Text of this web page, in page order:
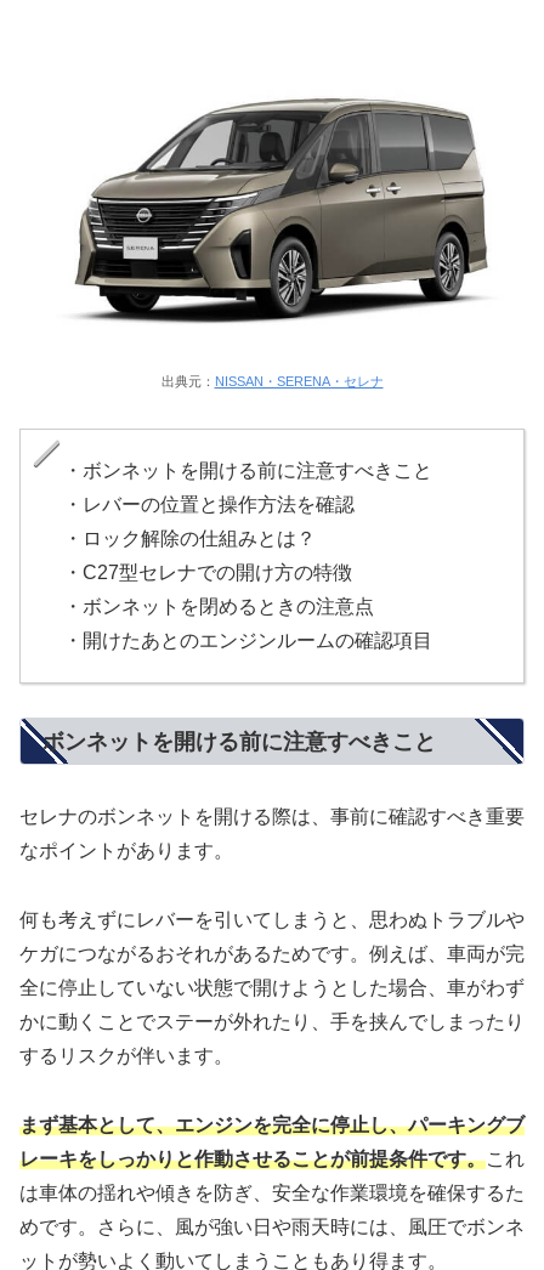
出典元： NISSAN・SERENA・セレナ
・ボンネットを開ける前に注意すべきこと
・レバーの位置と操作方法を確認
・ロック解除の仕組みとは？
・C27型セレナでの開け方の特徴
・ボンネットを閉めるときの注意点
・開けたあとのエンジンルームの確認項目
ボンネットを開ける前に注意すべきこと
セレナのボンネットを開ける際は、事前に確認すべき重要
なポイントがあります。
何も考えずにレバーを引いてしまうと、思わぬトラブルや
ケガにつながるおそれがあるためです。例えば、車両が完
全に停止していない状態で開けようとした場合、車がわず
かに動くことでステーが外れたり、手を挟んでしまったり
するリスクが伴います。
まず基本として、エンジンを完全に停止し、パーキングブ
レーキをしっかりと作動させることが前提条件です。これ
は車体の揺れや傾きを防ぎ、安全な作業環境を確保するた
めです。さらに、風が強い日や雨天時には、風圧でボンネ
ットが勢いよく動いてしまうこともあり得ます。